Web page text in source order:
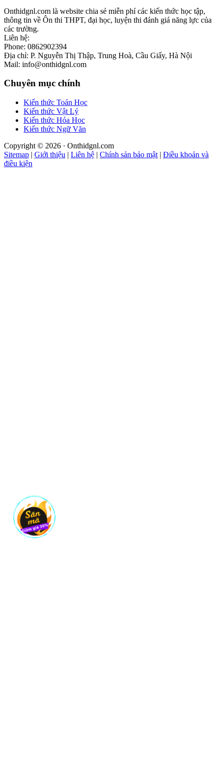
Onthidgnl.com là website chia sẻ miễn phí các kiến thức học tập,
thông tin về Ôn thi THPT, đại học, luyện thi đánh giá năng lực của
các trường.
Liên hệ:
Phone: 0862902394
Địa chỉ: P. Nguyễn Thị Thập, Trung Hoà, Cầu Giấy, Hà Nội
Mail: info@onthidgnl.com
Chuyên mục chính
Kiến thức Toán Học
Kiến thức Vật Lý
Kiến thức Hóa Học
Kiến thức Ngữ Văn
Copyright © 2026 · Onthidgnl.com
Sitemap | Giới thiệu | Liên hệ | Chính sản bảo mật | Điều khoản và
điều kiện